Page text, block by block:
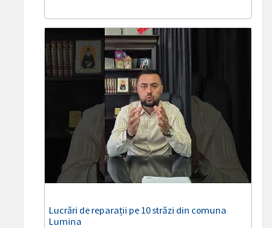
Lucrări de reparații pe 10 străzi din comuna
Lumina